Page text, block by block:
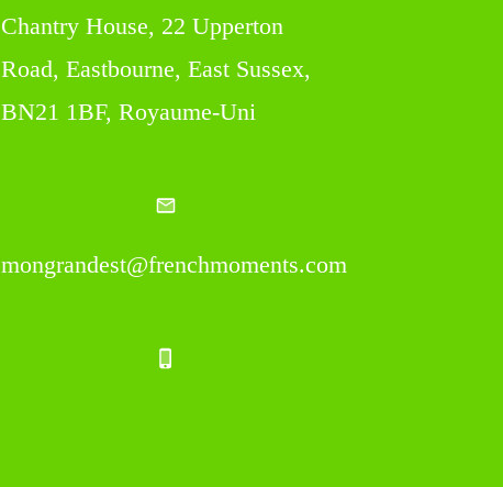
Chantry House, 22 Upperton
Road, Eastbourne, East Sussex,
BN21 1BF, Royaume-Uni
mongrandest@frenchmoments.com